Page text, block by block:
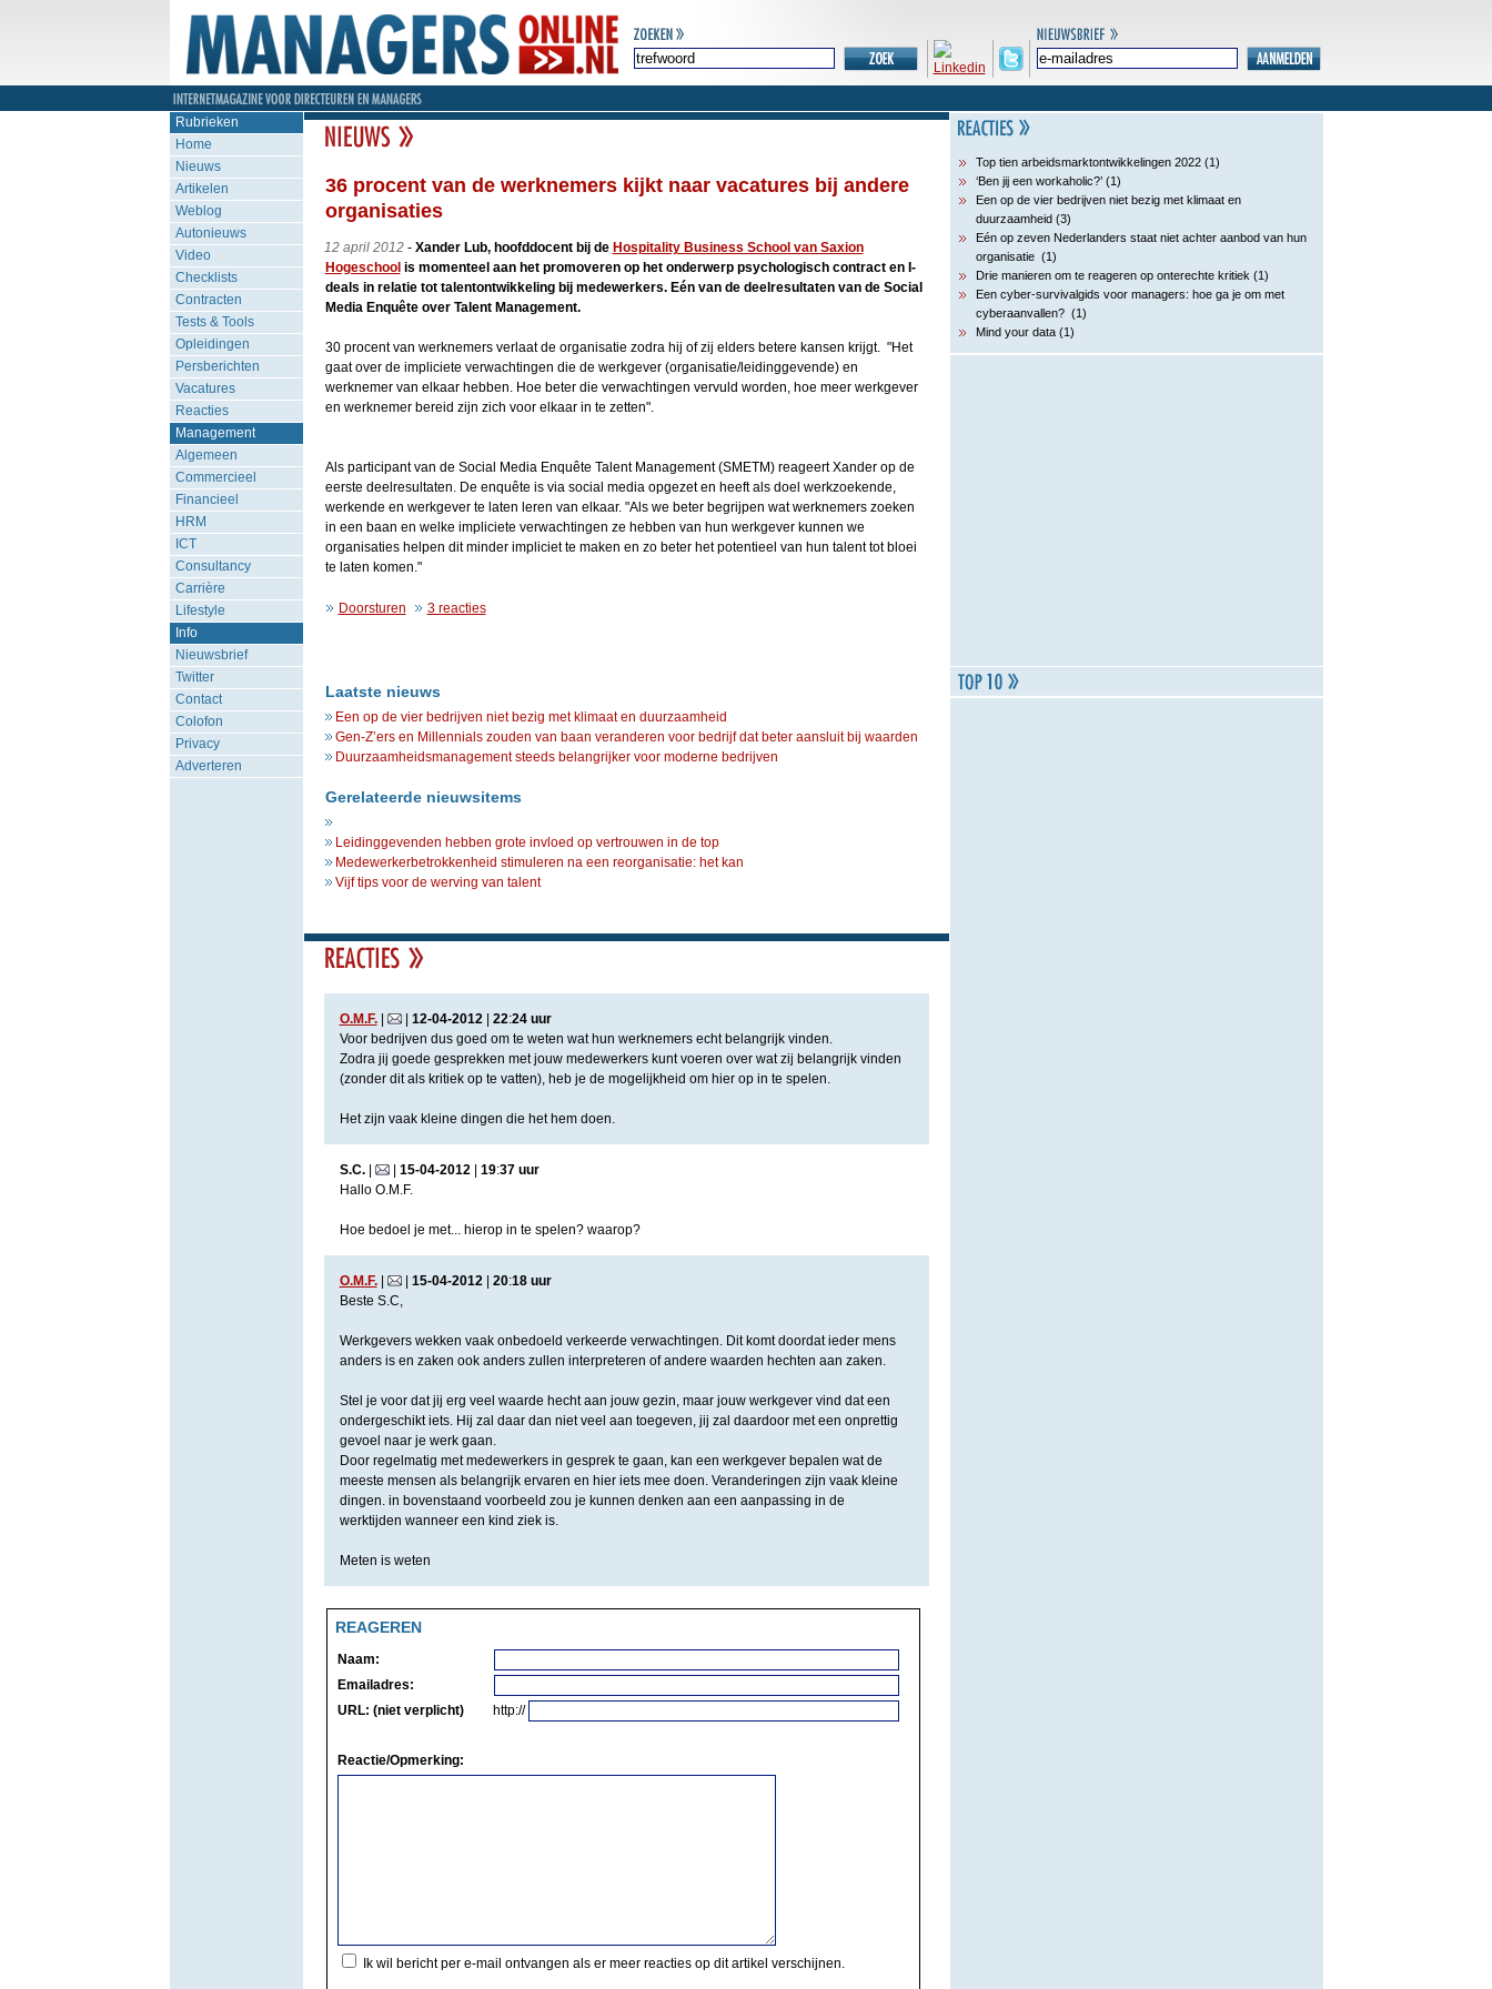
Rubrieken
Home
Nieuws
Artikelen
Weblog
Autonieuws
Video
Checklists
Contracten
Tests & Tools
Opleidingen
Persberichten
Vacatures
Reacties
Management
Algemeen
Commercieel
Financieel
HRM
ICT
Consultancy
Carrière
Lifestyle
Info
Nieuwsbrief
Twitter
Contact
Colofon
Privacy
Adverteren
36 procent van de werknemers kijkt naar vacatures bij andere
organisaties
12 april 2012- Xander Lub, hoofddocent bij de Hospitality Business School van Saxion
Hogeschool is momenteel aan het promoveren op het onderwerp psychologisch contract en I-
deals in relatie tot talentontwikkeling bij medewerkers. Eén van de deelresultaten van de Social
Media Enquête over Talent Management.
30 procent van werknemers verlaat de organisatie zodra hij of zij elders betere kansen krijgt. "Het
gaat over de impliciete verwachtingen die de werkgever (organisatie/leidinggevende) en
werknemer van elkaar hebben. Hoe beter die verwachtingen vervuld worden, hoe meer werkgever
en werknemer bereid zijn zich voor elkaar in te zetten".
Als participant van de Social Media Enquête Talent Management (SMETM) reageert Xander op de
eerste deelresultaten. De enquête is via social media opgezet en heeft als doel werkzoekende,
werkende en werkgever te laten leren van elkaar. "Als we beter begrijpen wat werknemers zoeken
in een baan en welke impliciete verwachtingen ze hebben van hun werkgever kunnen we
organisaties helpen dit minder impliciet te maken en zo beter het potentieel van hun talent tot bloei
te laten komen."
Doorsturen 3 reacties
Laatste nieuws
Een op de vier bedrijven niet bezig met klimaat en duurzaamheid
Gen-Z’ers en Millennials zouden van baan veranderen voor bedrijf dat beter aansluit bij waarden
Duurzaamheidsmanagement steeds belangrijker voor moderne bedrijven
Gerelateerde nieuwsitems
Leidinggevenden hebben grote invloed op vertrouwen in de top
Medewerkerbetrokkenheid stimuleren na een reorganisatie: het kan
Vijf tips voor de werving van talent
O.M.F.| | 12-04-2012| 22:24 uur
Voor bedrijven dus goed om te weten wat hun werknemers echt belangrijk vinden.
Zodra jij goede gesprekken met jouw medewerkers kunt voeren over wat zij belangrijk vinden
(zonder dit als kritiek op te vatten), heb je de mogelijkheid om hier op in te spelen.
Het zijn vaak kleine dingen die het hem doen.
S.C.| | 15-04-2012| 19:37 uur
Hallo O.M.F.
Hoe bedoel je met... hierop in te spelen? waarop?
O.M.F.| | 15-04-2012| 20:18 uur
Beste S.C,
Werkgevers wekken vaak onbedoeld verkeerde verwachtingen. Dit komt doordat ieder mens
anders is en zaken ook anders zullen interpreteren of andere waarden hechten aan zaken.
Stel je voor dat jij erg veel waarde hecht aan jouw gezin, maar jouw werkgever vind dat een
ondergeschikt iets. Hij zal daar dan niet veel aan toegeven, jij zal daardoor met een onprettig
gevoel naar je werk gaan.
Door regelmatig met medewerkers in gesprek te gaan, kan een werkgever bepalen wat de
meeste mensen als belangrijk ervaren en hier iets mee doen. Veranderingen zijn vaak kleine
dingen. in bovenstaand voorbeeld zou je kunnen denken aan een aanpassing in de
werktijden wanneer een kind ziek is.
Meten is weten
REAGEREN
Naam:
Emailadres:
URL: (niet verplicht)
http://
Reactie/Opmerking:
Ik wil bericht per e-mail ontvangen als er meer reacties op dit artikel verschijnen.
Top tien arbeidsmarktontwikkelingen 2022 (1)
‘Ben jij een workaholic?’ (1)
Een op de vier bedrijven niet bezig met klimaat en
duurzaamheid (3)
Eén op zeven Nederlanders staat niet achter aanbod van hun
organisatie (1)
Drie manieren om te reageren op onterechte kritiek (1)
Een cyber-survivalgids voor managers: hoe ga je om met
cyberaanvallen? (1)
Mind your data (1)